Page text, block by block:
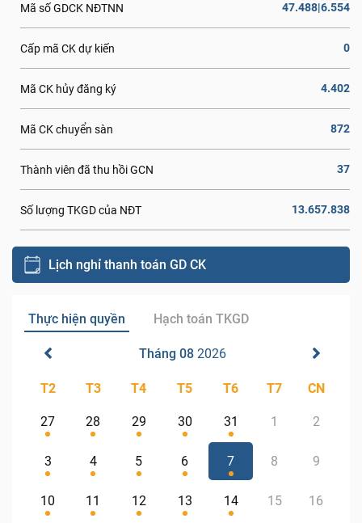
Mã số GDCK NĐTNN 47.488|6.554
Cấp mã CK dự kiến 0
Mã CK hủy đăng ký 4.402
Mã CK chuyển sàn 872
Thành viên đã thu hồi GCN 37
Số lượng TKGD của NĐT 13.657.838
Lịch nghỉ thanh toán GD CK
Thực hiện quyền Hạch toán TKGD
Tháng 08 2026
T2 T3 T4 T5 T6 T7 CN
27 28 29 30 31 1 2
3 4 5 6 7 8 9
10 11 12 13 14 15 16